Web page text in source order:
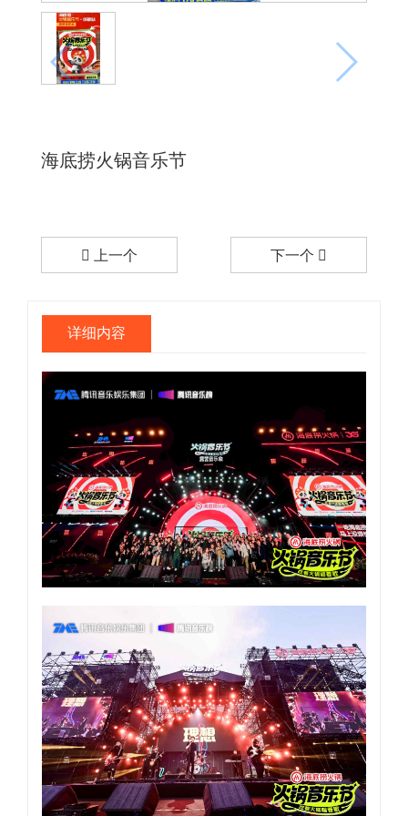
海底捞火锅音乐节
上一个 下一个
详细内容